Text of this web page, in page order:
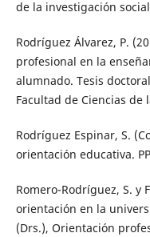
de la investigación
Rodríguez Álvarez, P.
profesional en la
alumnado. Tesis
Facultad de Ciencias de
Rodríguez Espinar, S.
orientación educativa.
Romero-Rodríguez, S. y
orientación en la
(Drs.), Orientación